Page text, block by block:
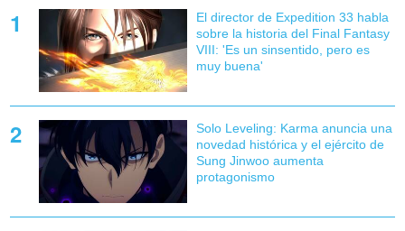
El director de Expedition 33 habla
sobre la historia del Final Fantasy
VIII: 'Es un sinsentido, pero es
muy buena'
Solo Leveling: Karma anuncia una
novedad histórica y el ejército de
Sung Jinwoo aumenta
protagonismo